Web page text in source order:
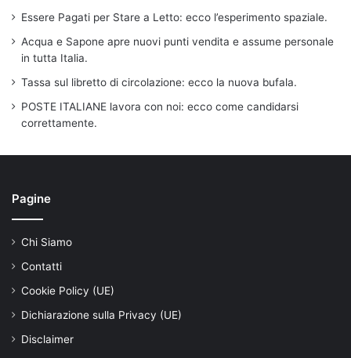
Essere Pagati per Stare a Letto: ecco l’esperimento spaziale.
Acqua e Sapone apre nuovi punti vendita e assume personale
in tutta Italia.
Tassa sul libretto di circolazione: ecco la nuova bufala.
POSTE ITALIANE lavora con noi: ecco come candidarsi
correttamente.
Pagine
Chi Siamo
Contatti
Cookie Policy (UE)
Dichiarazione sulla Privacy (UE)
Disclaimer